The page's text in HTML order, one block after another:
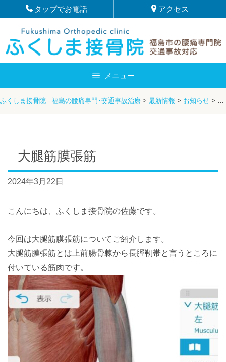
to
content
タップでお電話 アクセス
メニュー
ふくしま接骨院 - 福島の腰痛専門･交通事故治療 > 最新情報 > お知らせ > 大
大腿筋膜張筋
2024年3月22日
こんにちは、ふくしま接骨院の佐藤です。
今回は大腿筋膜張筋についてご紹介します。
大腿筋膜張筋とは上前腸骨棘から長脛靭帯と言うところに
付いている筋肉です。